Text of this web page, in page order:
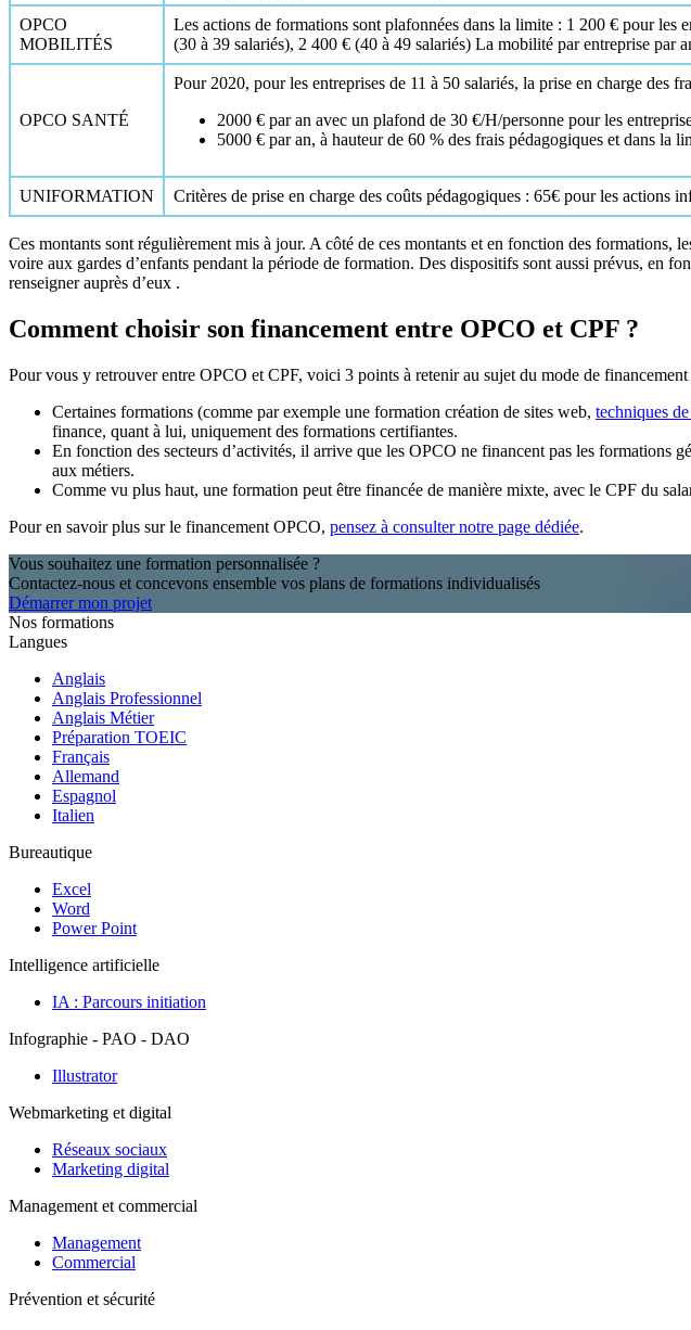
OPCO
MOBILITÉS
Les actions de formations sont plafonnées dans la limite : 1 200 € pour les
(30 à 39 salariés), 2 400 € (40 à 49 salariés) La mobilité par entreprise par
OPCO SANTÉ
Pour 2020, pour les entreprises de 11 à 50 salariés, la prise en charge des
2000 € par an avec un plafond de 30 €/H/personne pour les
5000 € par an, à hauteur de 60 % des frais pédagogiques et dans la
UNIFORMATION Critères de prise en charge des coûts pédagogiques : 65€ pour les actions
Ces montants sont régulièrement mis à jour. A côté de ces montants et en fonction des formations,
voire aux gardes d’enfants pendant la période de formation. Des dispositifs sont aussi prévus, en
renseigner auprès d’eux .
Comment choisir son financement entre OPCO et CPF ?
Pour vous y retrouver entre OPCO et CPF, voici 3 points à retenir au sujet du mode de
Certaines formations (comme par exemple une formation création de sites web, techniques
finance, quant à lui, uniquement des formations certifiantes.
En fonction des secteurs d’activités, il arrive que les OPCO ne financent pas les formations
aux métiers.
Comme vu plus haut, une formation peut être financée de manière mixte, avec le CPF du
Pour en savoir plus sur le financement OPCO, pensez à consulter notre page dédiée.
Vous souhaitez une formation personnalisée ?
Contactez-nous et concevons ensemble vos plans de formations individualisés
Démarrer mon projet
Nos formations
Langues
Anglais
Anglais Professionnel
Anglais Métier
Préparation TOEIC
Français
Allemand
Espagnol
Italien
Bureautique
Excel
Word
Power Point
Intelligence artificielle
IA : Parcours initiation
Infographie - PAO - DAO
Illustrator
Webmarketing et digital
Réseaux sociaux
Marketing digital
Management et commercial
Management
Commercial
Prévention et sécurité